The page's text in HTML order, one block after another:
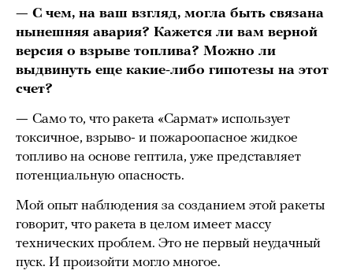
— С чем, на ваш взгляд, могла быть связана
нынешняя авария? Кажется ли вам верной
версия о взрыве топлива? Можно ли
выдвинуть еще какие-либо гипотезы на этот
счет?
— Само то, что ракета «Сармат» использует
токсичное, взрыво- и пожароопасное жидкое
топливо на основе гептила, уже представляет
потенциальную опасность.
Мой опыт наблюдения за созданием этой ракеты
говорит, что ракета в целом имеет массу
технических проблем. Это не первый неудачный
пуск. И произойти могло многое.